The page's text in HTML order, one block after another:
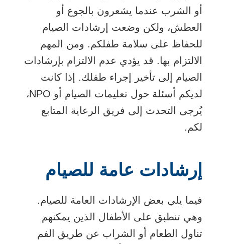
أو الشرب عندما يشعرون بالجوع أو
العطش، ولكن وضعت إرشادات الصيام
للحفاظ على سلامة طفلكم. ومن المهم
الالتزام بها. قد يؤدي عدم الالتزام بإرشادات
الصيام إلى تأخير إجراء طفلك. إذا كانت
لديكم أسئلة حول تعليمات الصيام أو NPO،
يُرجى التحدث إلى فريق الرعاية المتابع
لكم.
إرشادات عامة للصيام
فيما يلي بعض الإرشادات العامة للصيام.
وهي تنطبق على الأطفال الذين يمكنهم
تناول الطعام أو الشراب عن طريق الفم